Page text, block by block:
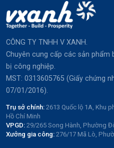
CÔNG TY TNHH V XANH.
Chuyên cung cấp các sản phẩm
bị công nghiệp.
MST: 0313605765 (Giấy chứng
07/01/2016).
Trụ sở chính: 2613 Quốc lộ 1A, Khu
Hồ Chí Minh
VPGD: 29/265 Song Hành, Phường
Xưởng gia công: 276/17 Mã Lò,